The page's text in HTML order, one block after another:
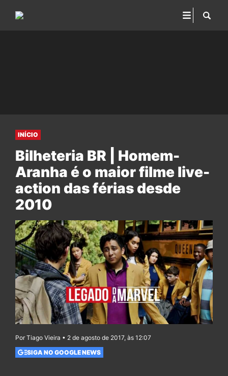
INÍCIO
Bilheteria BR | Homem-
Aranha é o maior filme live-
action das férias desde
2010
Por Tiago Vieira • 2 de agosto de 2017, às 12:07
SIGA NO GOOGLE NEWS